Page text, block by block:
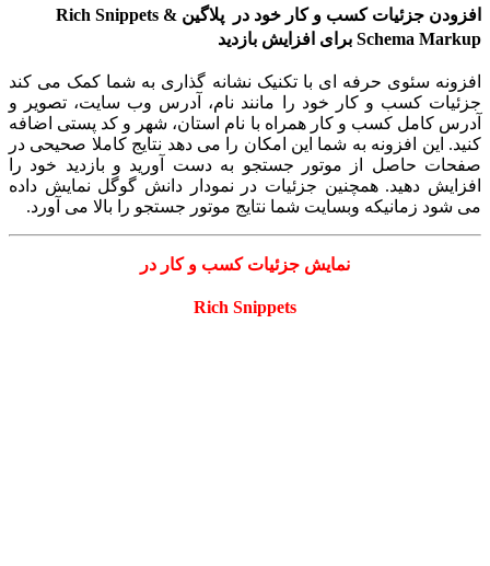
افزودن جزئیات کسب و کار خود در پلاگین Rich Snippets &
Schema Markup برای افزایش بازدید
افزونه سئوی حرفه ای با تکنیک نشانه گذاری به شما کمک می کند
جزئیات کسب و کار خود را مانند نام، آدرس وب سایت، تصویر و
آدرس کامل کسب و کار همراه با نام استان، شهر و کد پستی اضافه
کنید. این افزونه به شما این امکان را می دهد نتایج کاملا صحیحی در
صفحات حاصل از موتور جستجو به دست آورید و بازدید خود را
افزایش دهید. همچنین جزئیات در نمودار دانش گوگل نمایش داده
می شود زمانیکه وبسایت شما نتایج موتور جستجو را بالا می آورد.
نمایش جزئیات کسب و کار در
Rich Snippets